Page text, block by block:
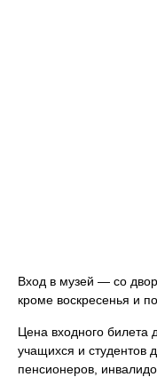
Вход в музей — со
кроме воскресенья и
Цена входного билета
учащихся и студентов
пенсионеров,